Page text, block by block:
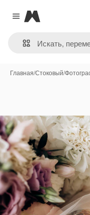
Close menu
Magnific
Главная/Стоковый/